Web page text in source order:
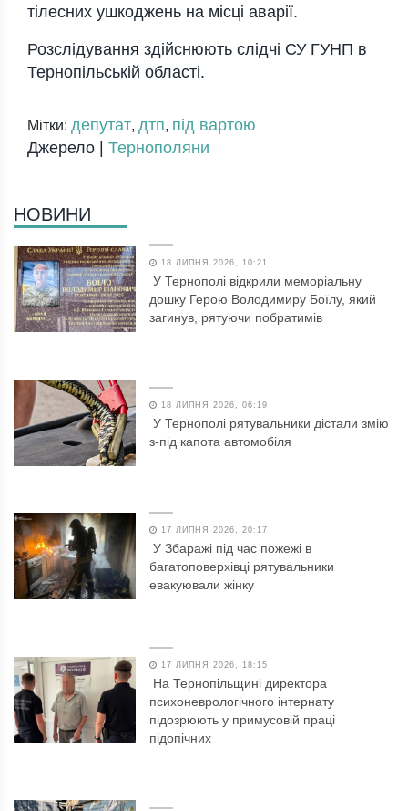
тілесних ушкоджень на місці аварії.
Розслідування здійснюють слідчі СУ ГУНП в
Тернопільській області.
Мітки: депутат, дтп, під вартою
Джерело | Тернополяни
НОВИНИ
18 ЛИПНЯ 2026, 10:21
У Тернополі відкрили меморіальну
дошку Герою Володимиру Боїлу, який
загинув, рятуючи побратимів
18 ЛИПНЯ 2026, 06:19
У Тернополі рятувальники дістали змію
з-під капота автомобіля
17 ЛИПНЯ 2026, 20:17
У Збаражі під час пожежі в
багатоповерхівці рятувальники
евакуювали жінку
17 ЛИПНЯ 2026, 18:15
На Тернопільщині директора
психоневрологічного інтернату
підозрюють у примусовій праці
підопічних